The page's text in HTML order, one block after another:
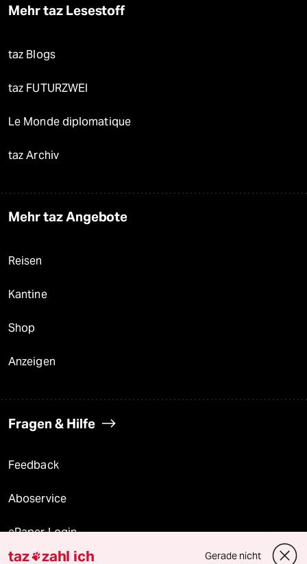
Mehr taz Lesestoff
taz Blogs
taz FUTURZWEI
Le Monde diplomatique
taz Archiv
Mehr taz Angebote
Reisen
Kantine
Shop
Anzeigen
Fragen & Hilfe
Feedback
Aboservice
ePaper Login
taz zahl ich Gerade nicht